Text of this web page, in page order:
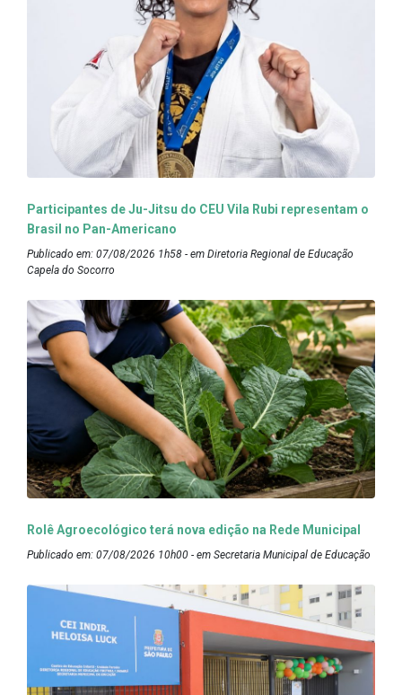
Participantes de Ju-Jitsu do CEU Vila Rubi representam o
Brasil no Pan-Americano
Publicado em: 07/08/2026 1h58 - em Diretoria Regional de Educação
Capela do Socorro
Rolê Agroecológico terá nova edição na Rede Municipal
Publicado em: 07/08/2026 10h00 - em Secretaria Municipal de Educação